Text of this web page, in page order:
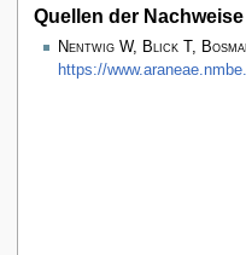
Quellen der Nachweise
Nentwig W, Blick T,
https://